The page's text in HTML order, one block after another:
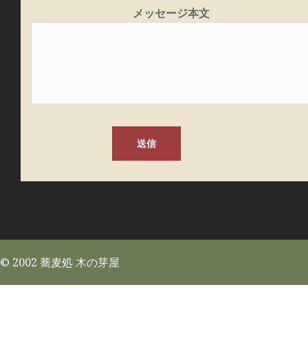
メッセージ本文
© 2002 蕎麦処 木の芽屋